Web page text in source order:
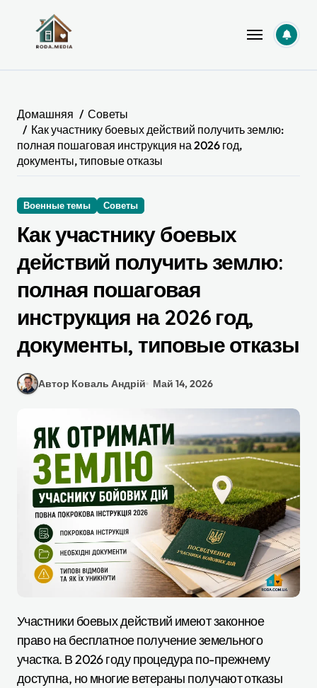
содержанию
Домашняя
Советы
Как участнику боевых действий получить землю:
полная пошаговая инструкция на 2026 год,
документы, типовые отказы
Военные темы Советы
Как участнику боевых
действий получить землю:
полная пошаговая
инструкция на 2026 год,
документы, типовые отказы
Автор Коваль Андрій Май 14, 2026
Участники боевых действий имеют законное
право на бесплатное получение земельного
участка. В 2026 году процедура по-прежнему
доступна, но многие ветераны получают отказы